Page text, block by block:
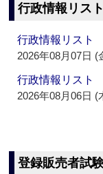
行政情報リスト
行政情報リスト
2026年08月07日 (
行政情報リスト
2026年08月06日 (
登録販売者試